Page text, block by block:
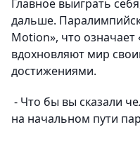
Главное выиграть
дальше.
Motion», что
вдохновляют мир
достижениями.
- Что бы вы сказали
на начальном пути